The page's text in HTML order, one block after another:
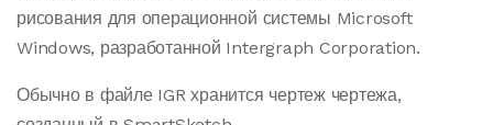
рисования для операционной системы Microsoft
Windows, разработанной Intergraph Corporation.
Обычно в файле IGR хранится чертеж чертежа,